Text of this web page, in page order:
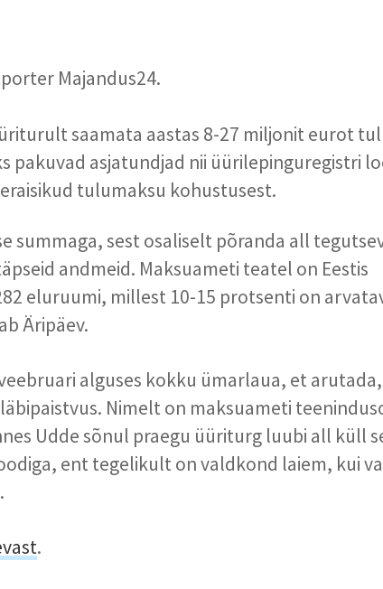
Majandus24.
saamata aastas 8-27 miljonit eurot
pakuvad asjatundjad nii üürilepinguregistri
tulumaksu kohustusest.
summaga, sest osaliselt põranda all
andmeid. Maksuameti teatel on Eestis
eluruumi, millest 10-15 protsenti on
Äripäev.
alguses kokku ümarlaua, et
Nimelt on maksuameti
Udde sõnul praegu üüriturg luubi all küll
ent tegelikult on valdkond laiem, kui
.